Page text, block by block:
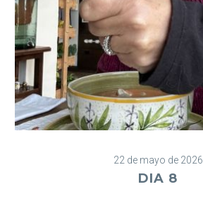
22 de mayo de 2026
DIA 8